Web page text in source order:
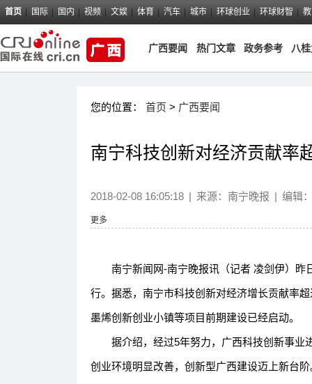
首页 国际 国内 视频 文娱 体育 汽车 城市 环球创业 环球财智
广西要闻 热门文章 政务参考 八
您的位置： 首页 > 广西要闻
南宁科技创新对经济贡献率
2018-02-08 16:05:18 | 来源： 南宁晚报 | 编辑
更多
南宁新闻网-南宁晚报讯（记者 凌剑伊）昨
行。据悉，南宁市科技创新对经济增长贡献率
墨烯创新创业小镇等项目前期建设已经启动。
据介绍，经过5年努力，广西科技创新事业
创业环境明显改善，创新型广西建设迈上新台